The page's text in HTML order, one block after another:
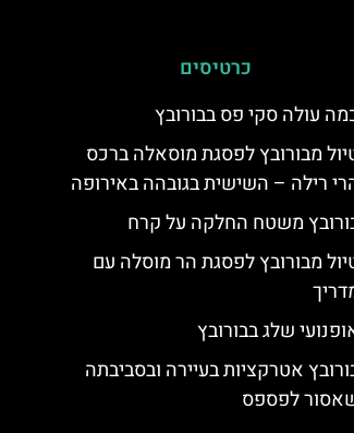
כרטיסים
עולה סקי פס בבורובץ
מבורובץ לפסגת מוסאלה ברכס
רילה – השישית בגובהה באירופה
משטח החלקה על קרח
מבורובץ לפסגת הר מוסלה עם
שלג בבורובץ
אטרקציות בעיירה ובסביבתה
לפספס